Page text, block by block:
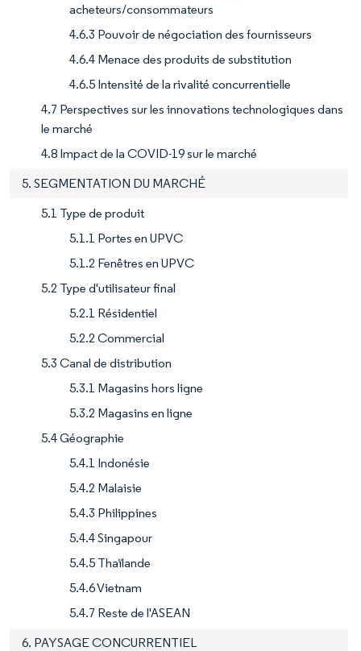
acheteurs/consommateurs
4.6.3 Pouvoir de négociation des fournisseurs
4.6.4 Menace des produits de substitution
4.6.5 Intensité de la rivalité concurrentielle
4.7 Perspectives sur les innovations technologiques dans
le marché
4.8 Impact de la COVID-19 sur le marché
5. SEGMENTATION DU MARCHÉ
5.1 Type de produit
5.1.1 Portes en UPVC
5.1.2 Fenêtres en UPVC
5.2 Type d'utilisateur final
5.2.1 Résidentiel
5.2.2 Commercial
5.3 Canal de distribution
5.3.1 Magasins hors ligne
5.3.2 Magasins en ligne
5.4 Géographie
5.4.1 Indonésie
5.4.2 Malaisie
5.4.3 Philippines
5.4.4 Singapour
5.4.5 Thaïlande
5.4.6 Vietnam
5.4.7 Reste de l'ASEAN
6. PAYSAGE CONCURRENTIEL